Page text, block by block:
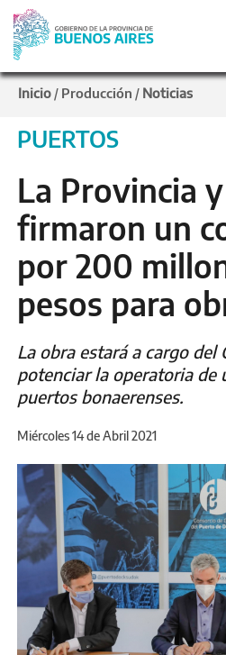
Inicio / Producción / Noticias
PUERTOS
La Provincia
firmaron un
por 200
pesos para
La obra estará a cargo
potenciar la operatoria de
puertos bonaerenses.
Miércoles 14 de Abril 2021